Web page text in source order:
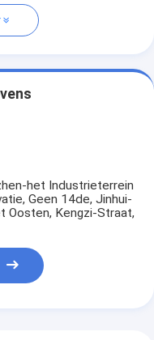
het Industrieterrein
Geen 14de, Jinhui-
Oosten, Kengzi-Straat,